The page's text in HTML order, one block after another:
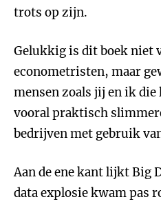
trots op zijn.
Gelukkig is dit boek niet
econometristen, maar
mensen zoals jij en ik die
vooral praktisch
bedrijven met gebruik
Aan de ene kant lijkt Big
data explosie kwam pas